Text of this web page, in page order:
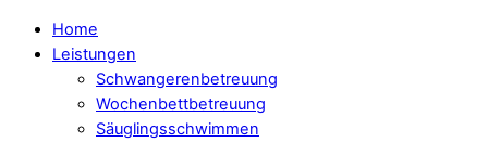
Home
Leistungen
Schwangerenbetreuung
Wochenbettbetreuung
Säuglingsschwimmen